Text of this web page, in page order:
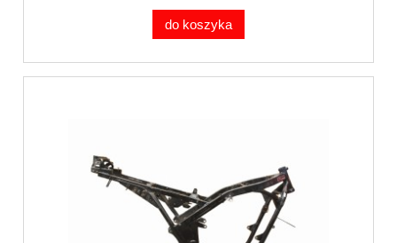
do koszyka